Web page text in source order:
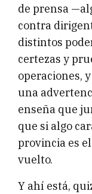
de prensa
contra
distintos
certezas y
operaciones,
una
enseña que
que si algo
provincia es
vuelto.
Y ahí está,